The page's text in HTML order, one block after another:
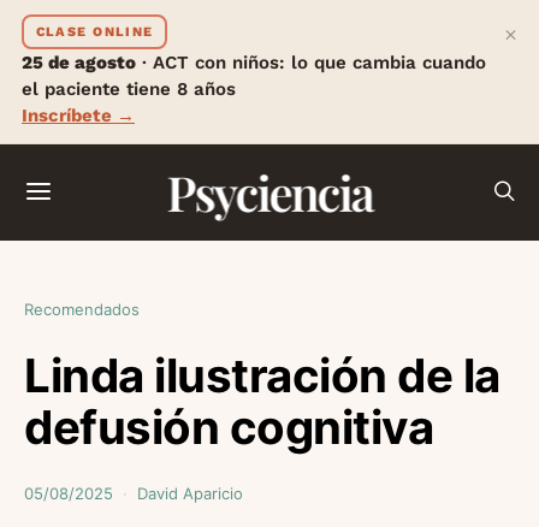
CLASE ONLINE
25 de agosto · ACT con niños: lo que cambia cuando
el paciente tiene 8 años
Inscríbete →
×
Psyciencia
Recomendados
Linda ilustración de la
defusión cognitiva
05/08/2025 David Aparicio